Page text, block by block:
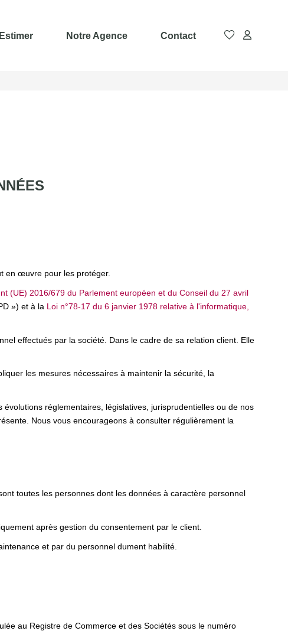
Estimer Notre Agence Contact
en œuvre pour les protéger.
(UE) 2016/679 du Parlement européen et du Conseil du 27 avril
») et à la Loi n°78-17 du 6 janvier 1978 relative à l'informatique,
effectués par la société. Dans le cadre de sa relation client. Elle
les mesures nécessaires à maintenir la sécurité, la
réglementaires, législatives, jurisprudentielles ou de nos
Nous vous encourageons à consulter régulièrement la
toutes les personnes dont les données à caractère personnel
après gestion du consentement par le client.
et par du personnel dument habilité.
au Registre de Commerce et des Sociétés sous le numéro